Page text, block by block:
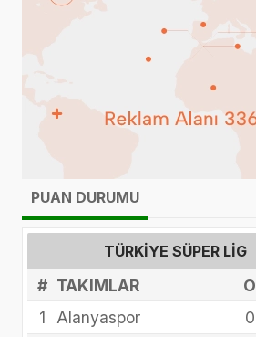
PUAN DURUMU
TÜRKIYE SÜPER LIG
# TAKIMLAR O
1
Alanyaspor 0